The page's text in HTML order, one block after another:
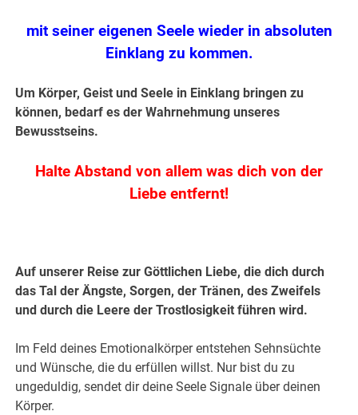
mit seiner eigenen Seele wieder in absoluten
Einklang zu kommen.
Um Körper, Geist und Seele in Einklang bringen zu
können, bedarf es der Wahrnehmung unseres
Bewusstseins.
Halte Abstand von allem was dich von der
Liebe entfernt!
Auf unserer Reise zur Göttlichen Liebe, die dich durch
das Tal der Ängste, Sorgen, der Tränen, des Zweifels
und durch die Leere der Trostlosigkeit führen wird.
Im Feld deines Emotionalkörper entstehen Sehnsüchte
und Wünsche, die du erfüllen willst. Nur bist du zu
ungeduldig, sendet dir deine Seele Signale über deinen
Körper.